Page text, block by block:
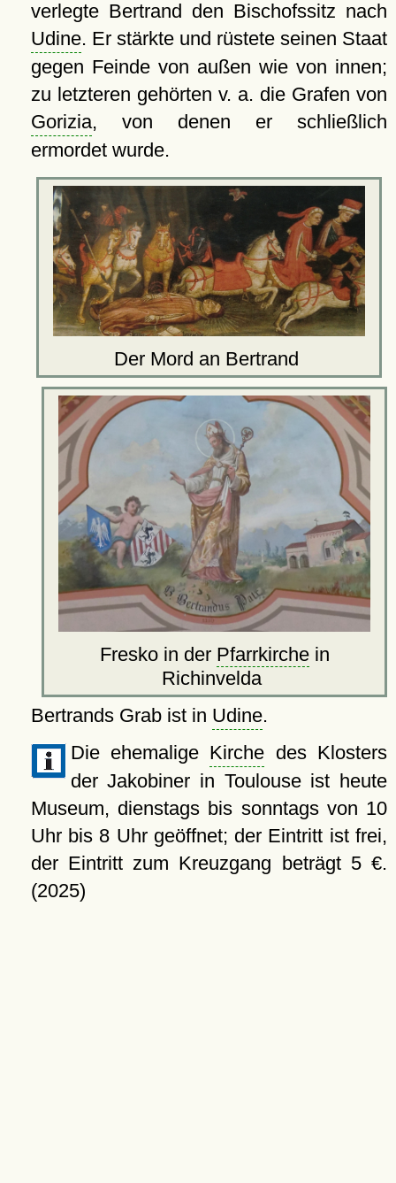
verlegte Bertrand den Bischofssitz nach
Udine. Er stärkte und rüstete seinen Staat
gegen Feinde von außen wie von innen;
zu letzteren gehörten v. a. die Grafen von
Gorizia, von denen er schließlich
ermordet wurde.
Der Mord an Bertrand
Fresko in der Pfarrkirchein
Richinvelda
Bertrands Grab ist in Udine.
Die ehemalige Kirche des Klosters
der Jakobiner in Toulouse ist heute
Museum, dienstags bis sonntags von 10
Uhr bis 8 Uhr geöffnet; der Eintritt ist frei,
der Eintritt zum Kreuzgang beträgt 5 €.
(2025)